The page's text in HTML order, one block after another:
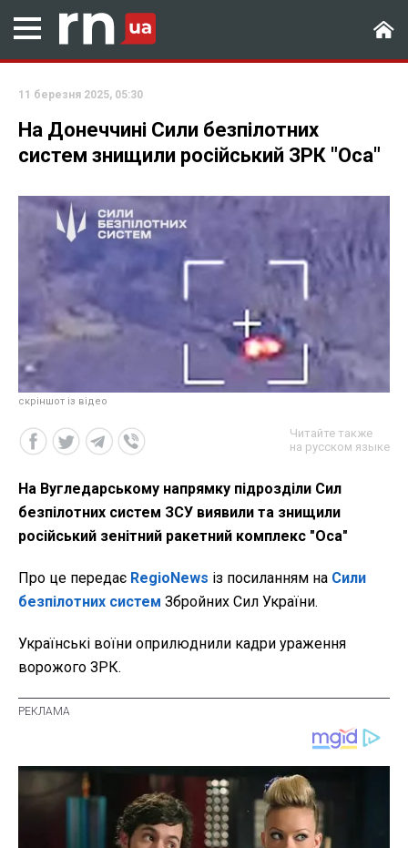
11 березня 2025, 05:30
На Донеччині Сили безпілотних
систем знищили російський ЗРК "Оса"
скріншот із відео
Читайте также
на русском языке
На Вугледарському напрямку підрозділи Сил
безпілотних систем ЗСУ виявили та знищили
російський зенітний ракетний комплекс "Оса"
Про це передає RegioNews із посиланням на Сили
безпілотних систем Збройних Сил України.
Українські воїни оприлюднили кадри ураження
ворожого ЗРК.